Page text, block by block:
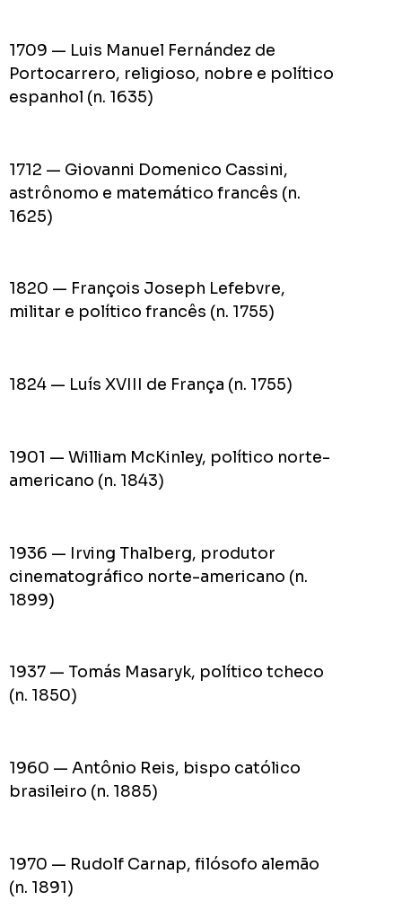
1709 — Luis Manuel Fernández de
Portocarrero, religioso, nobre e político
espanhol (n. 1635)
1712 — Giovanni Domenico Cassini,
astrônomo e matemático francês (n.
1625)
1820 — François Joseph Lefebvre,
militar e político francês (n. 1755)
1824 — Luís XVIII de França (n. 1755)
1901 — William McKinley, político norte-
americano (n. 1843)
1936 — Irving Thalberg, produtor
cinematográfico norte-americano (n.
1899)
1937 — Tomás Masaryk, político tcheco
(n. 1850)
1960 — Antônio Reis, bispo católico
brasileiro (n. 1885)
1970 — Rudolf Carnap, filósofo alemão
(n. 1891)